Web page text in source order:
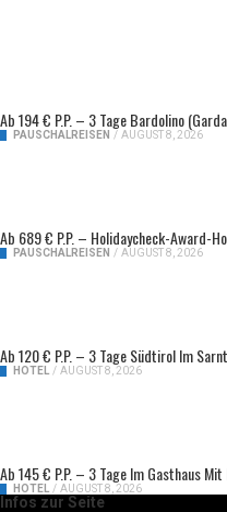
Ab 194 € P.P. – 3 Tage Bardolino
PAUSCHALREISEN / AUGUST 8, 2026
Ab 689 € P.P. – Holidaycheck-Award-
PAUSCHALREISEN / AUGUST 8, 2026
Ab 120 € P.P. – 3 Tage Südtirol Im
HOTEL / AUGUST 8, 2026
Ab 145 € P.P. – 3 Tage Im Gasthaus
HOTEL / AUGUST 8, 2026
Infos zur Seite